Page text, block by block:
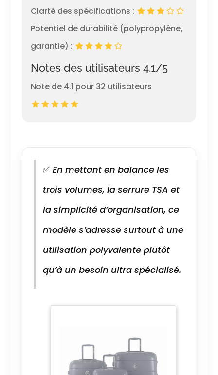
Clarté des spécifications :
Potentiel de durabilité (polypropylène,
garantie) :
Notes des utilisateurs 4.1/5
Note de 4.1 pour 32 utilisateurs
✅En mettant en balance les
trois volumes, la serrure TSA et
la simplicité d’organisation, ce
modèle s’adresse surtout à une
utilisation polyvalente plutôt
qu’à un besoin ultra spécialisé.